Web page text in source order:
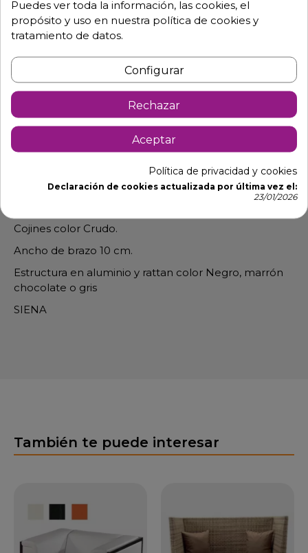
Detalles de producto
Sofá de una persona con cojin modelo
Sitges
Fabricado su estructura en aluminio de alta calidad.
Ideal para terrazas y jardines con piscina, con estilo y
dotado de ligereza y resistencia.
Cojines color Crudo.
Ancho de brazo 10 cm.
Estructura en aluminio y rattan color Negro, marrón
chocolate o gris
SIENA
También te puede interesar
Puedes ver toda la información, las cookies, el
propósito y uso en nuestra política de cookies y
tratamiento de datos.
Configurar
Rechazar
Aceptar
Política de privacidad y cookies
Declaración de cookies actualizada por última vez el:
23/01/2026